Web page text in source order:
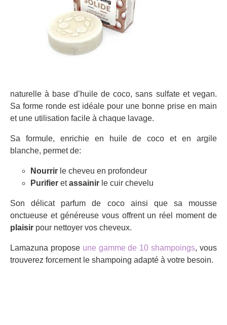
naturelle à base d’huile de coco, sans sulfate et vegan.
Sa forme ronde est idéale pour une bonne prise en main
et une utilisation facile à chaque lavage.
Sa formule, enrichie en huile de coco et en argile
blanche, permet de:
Nourrir le cheveu en profondeur
Purifier etassainir le cuir chevelu
Son délicat parfum de coco ainsi que sa mousse
onctueuse et généreuse vous offrent un réel moment de
plaisir pour nettoyer vos cheveux.
Lamazuna propose une gamme de 10 shampoings, vous
trouverez forcement le shampoing adapté à votre besoin.